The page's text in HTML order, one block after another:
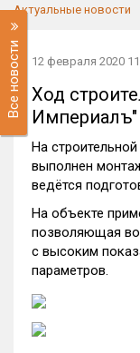
Актуальные новости
Все новости 12 февраля 2020
Ход
Империалъ"
На
выполнен
ведётся
На объекте
позволяющая
с высоким
параметров.